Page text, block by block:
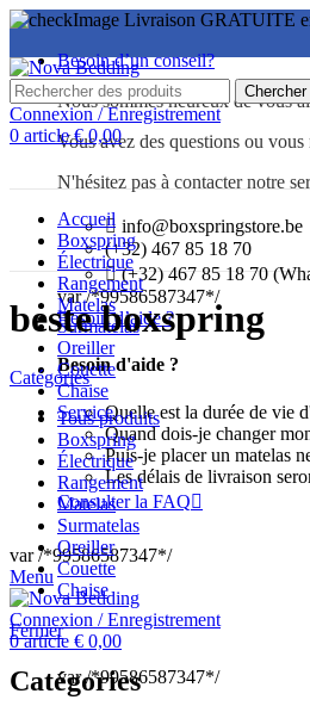
Livraison
Besoin d’un conseil?
Nous sommes heureux de vous
Vous avez des questions ou
N'hésitez pas à contacter notre
info@boxspringstore.be
(+32) 467 85 18 70
(+32) 467 85 18 70
var /*99586587347*/
Besoin d’aide ?
Besoin d'aide ?
Quelle est la durée de vie
Quand dois-je changer
Puis-je placer un matelas
Les délais de livraison
Consulter la FAQ
var /*99586587347*/
Chercher
Connexion / Enregistrement
0 article €0,00
var /*99586587347*/
Menu
Connexion / Enregistrement
0article € 0,00
Accueil
Boxspring
Électrique
Rangement
Matelas
Surmatelas
Oreiller
Couette
Chaise
Service
beste boxspring
Catégories
Tousproduits
Boxspring
Électrique
Rangement
Matelas
Surmatelas
Oreiller
Couette
Chaise
Fermer
Catégories